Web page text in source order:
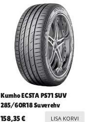
Kumho ECSTA PS71 SUV
285/60R18 Suverehv
158,35€ LISA KORVI